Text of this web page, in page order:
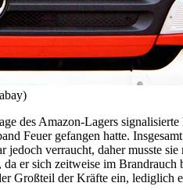
des Amazon-Lagers
Feuer gefangen hatte.
verraucht, daher musste
er sich zeitweise im
Großteil der Kräfte ein, lediglich